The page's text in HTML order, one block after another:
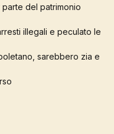
del patrimonio
illegali e peculato le
sarebbero zia e